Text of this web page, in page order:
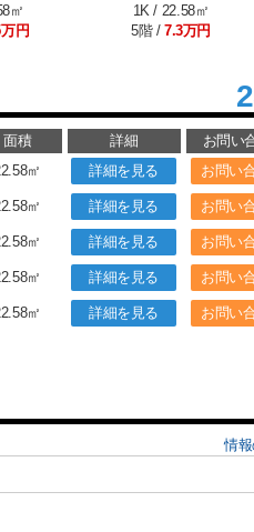
㎡
円
1K / 22.58㎡
5階 / 7.3万円
面積 詳細
お問い
㎡ 詳細を見る お問い
㎡ 詳細を見る お問い
㎡ 詳細を見る お問い
㎡ 詳細を見る お問い
㎡ 詳細を見る お問い
情